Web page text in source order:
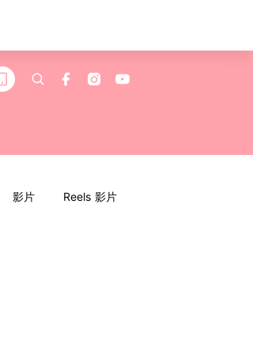
影片 Reels 影片